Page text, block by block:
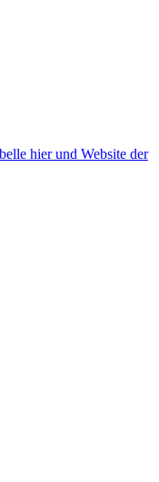
hier und Website der